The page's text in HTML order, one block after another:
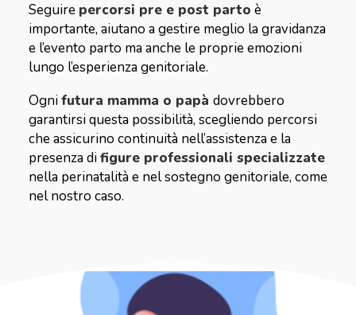
CONTATTI
Seguire percorsi pre e post parto è
importante, aiutano a gestire meglio la gravidanza
e l’evento parto ma anche le proprie emozioni
lungo l’esperienza genitoriale.
Ognifutura mamma o papà dovrebbero
garantirsi questa possibilità, scegliendo percorsi
che assicurino continuità nell’assistenza e la
presenza difigure professionali specializzate
nella perinatalità e nel sostegno genitoriale, come
nel nostro caso.